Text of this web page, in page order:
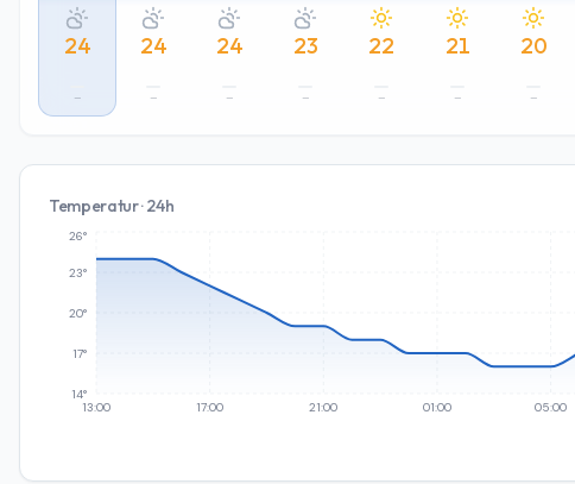
24
–
24
–
24
–
23
–
22
–
21
–
20
–
Temperatur · 24h
13:00 17:00 21:00 01:00 05:00
14°
17°
20°
23°
26°